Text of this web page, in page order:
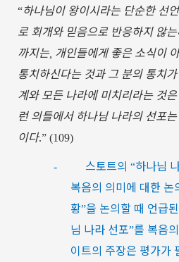
“하나님이 왕이시라는 단순한 선
로 회개와 믿음으로 반응하지 않
까지는, 개인들에게 좋은 소식이
통치하신다는 것과 그 분의 통치가
계와 모든 나라에 미치리라는 것은
런 의들에서 하나님 나라의 선포는
이다.” (109)
- 스토트의 “하나님
복음의 의미에 대한 논
황”을 논의할 때 언급된
님 나라 선포”를 복음의
이트의 주장은 평가가